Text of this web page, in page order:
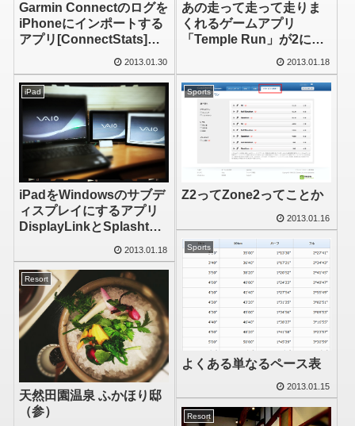
Garmin Connectのログを
iPhoneにインポートする
アプリ[ConnectStats]の
2013.01.30
あの走って走って走りま
くれるゲームアプリ
「Temple Run」が2にな
2013.01.18
iPad
iPadをWindowsのサブデ
ィスプレイにするアプリ
DisplayLinkとSplashtop
みた
2013.01.18
Sports
Z2ってZone2ってことか
2013.01.16
Sports
よくある単なるペース表
2013.01.15
Resort
天然田園温泉 ふかほり邸
（参）
Resort